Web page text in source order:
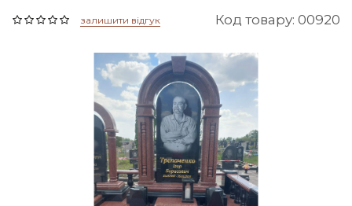
залишити відгук Код товару: 00920